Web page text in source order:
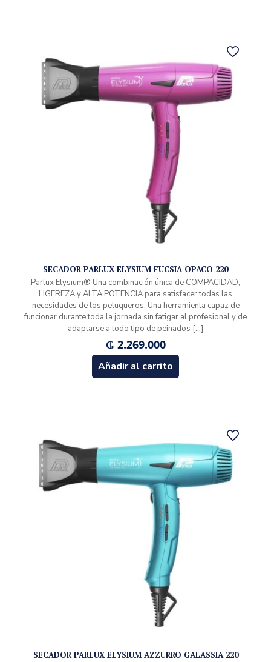
SECADOR PARLUX ELYSIUM FUCSIA OPACO 220
Parlux Elysium® Una combinación única de COMPACIDAD,
LIGEREZA y ALTA POTENCIA para satisfacer todas las
necesidades de los peluqueros. Una herramienta capaz de
funcionar durante toda la jornada sin fatigar al profesional y de
adaptarse a todo tipo de peinados […]
₲2.269.000
Añadir al carrito
SECADOR PARLUX ELYSIUM AZZURRO GALASSIA 220